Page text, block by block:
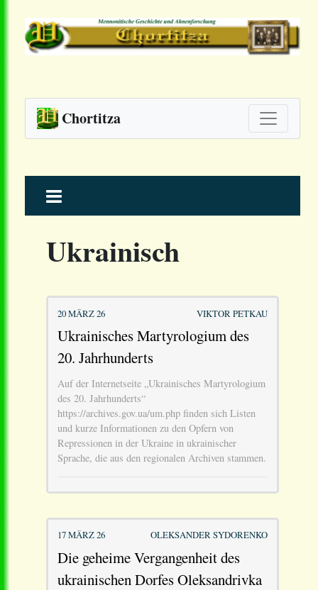
Chortitza
to
Ukrainisch
20 MÄRZ 26 VIKTOR PETKAU
Ukrainisches Martyrologium des
20. Jahrhunderts
Auf der Internetseite „Ukrainisches Martyrologium
des 20. Jahrhunderts“
https://archives.gov.ua/um.php finden sich Listen
und kurze Informationen zu den Opfern von
Repressionen in der Ukraine in ukrainischer
Sprache, die aus den regionalen Archiven stammen.
17 MÄRZ 26 OLEKSANDER SYDORENKO
Die geheime Vergangenheit des
ukrainischen Dorfes Oleksandrivka